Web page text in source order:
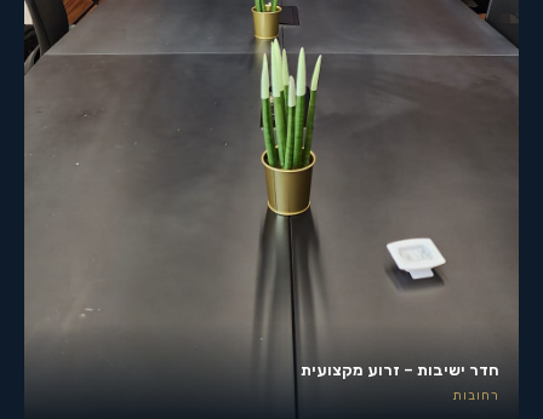
חדר ישיבות – זרוע מקצועית
רחובות